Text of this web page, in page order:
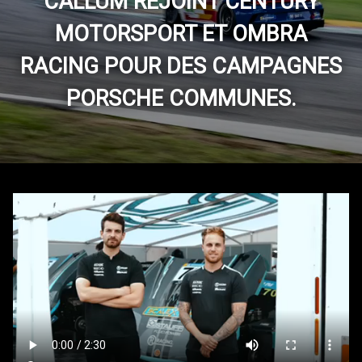
MOTORSPORT ET OMBRA
RACING POUR DES CAMPAGNES
PORSCHE COMMUNES.